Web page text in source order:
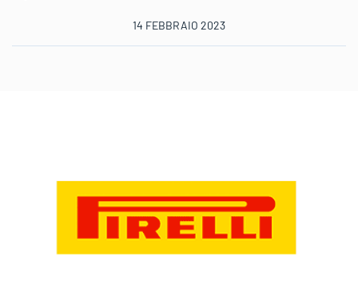
14 FEBBRAIO 2023